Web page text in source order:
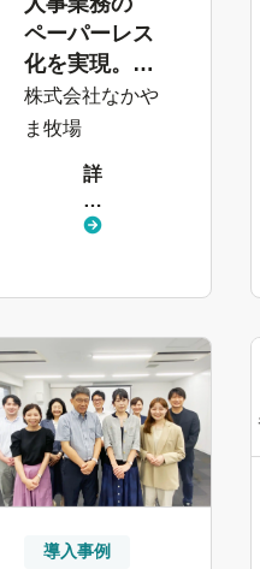
ペーパーレス
化を実現。
「従業員の定
着」に注力で
株式会社なかや
ま牧場
詳
し
く
導入事例